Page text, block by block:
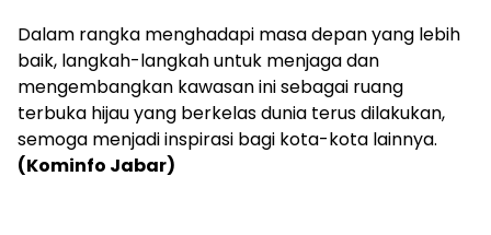
Dalam rangka menghadapi masa depan yang lebih
baik, langkah-langkah untuk menjaga dan
mengembangkan kawasan ini sebagai ruang
terbuka hijau yang berkelas dunia terus dilakukan,
semoga menjadi inspirasi bagi kota-kota lainnya.
(Kominfo Jabar)